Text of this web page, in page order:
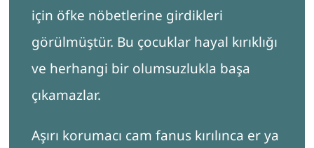
için öfke nöbetlerine girdikleri
görülmüştür. Bu çocuklar hayal kırıklığı
ve herhangi bir olumsuzlukla başa
çıkamazlar.
Aşırı korumacı cam fanus kırılınca er ya